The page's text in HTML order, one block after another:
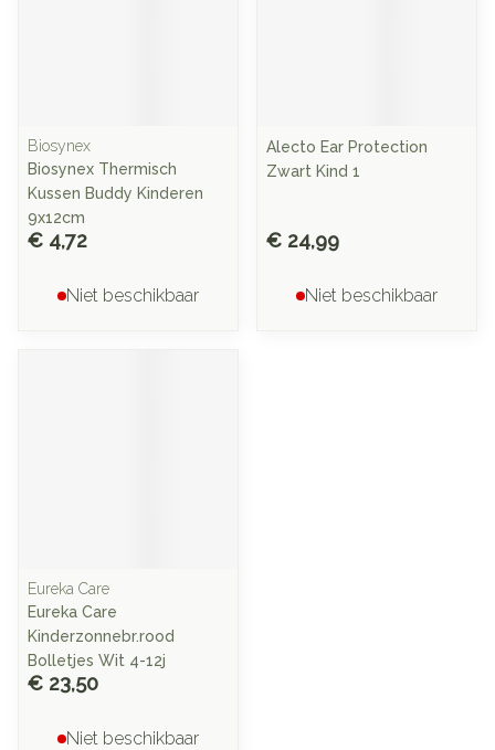
Biosynex
Biosynex Thermisch
Kussen Buddy Kinderen
9x12cm
€ 4,72
Niet beschikbaar
Alecto Ear Protection
Zwart Kind 1
€ 24,99
Niet beschikbaar
Eureka Care
Eureka Care
Kinderzonnebr.rood
Bolletjes Wit 4-12j
€ 23,50
Niet beschikbaar